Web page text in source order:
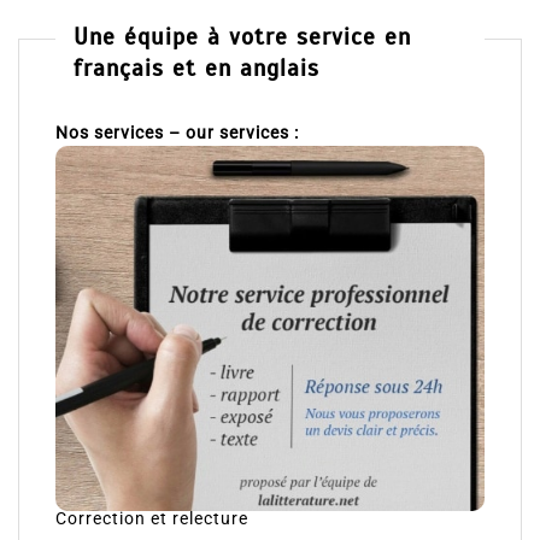
Une équipe à votre service en
français et en anglais
Nos services – our services :
Correction et relecture